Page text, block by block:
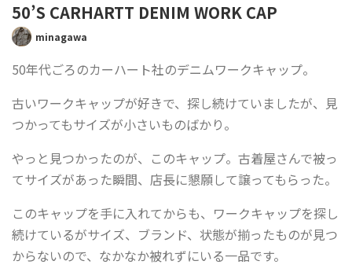
50’S CARHARTT DENIM WORK CAP
minagawa
50年代ごろのカーハート社のデニムワークキャップ。
古いワークキャップが好きで、探し続けていましたが、見
つかってもサイズが小さいものばかり。
やっと見つかったのが、このキャップ。古着屋さんで被っ
てサイズがあった瞬間、店長に懇願して譲ってもらった。
このキャップを手に入れてからも、ワークキャップを探し
続けているがサイズ、ブランド、状態が揃ったものが見つ
からないので、なかなか被れずにいる一品です。